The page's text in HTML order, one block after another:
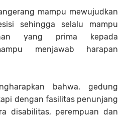
mampu mewujudkan
sehingga selalu mampu
yang prima kepada
menjawab harapan
bahwa, gedung
dengan fasilitas penunjang
disabilitas, perempuan dan